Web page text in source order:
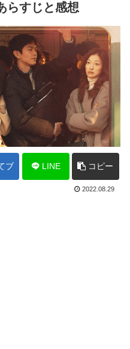
らすじと感想
ブ LINE コピー
2022.08.29